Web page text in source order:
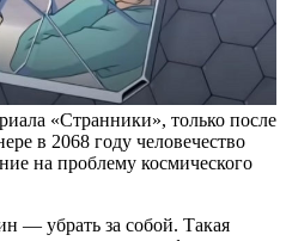
«Странники», только после
в 2068 году человечество
на проблему космического
— убрать за собой. Такая